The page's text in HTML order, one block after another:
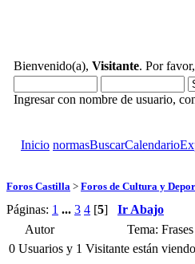
Bienvenido(a), Visitante. Por favor,
Ingresar con nombre de usuario,
Inicio normasBuscarCalendario
Foros Castilla > Foros de Cultura y
Páginas: 1 ... 3 4 [5] Ir Abajo
Autor
Tema:
0 Usuarios y 1 Visitante están